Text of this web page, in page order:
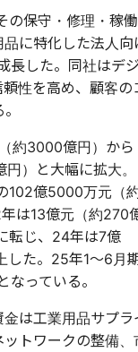
の保守・修理・稼働
に特化した法人向
長した。同社はデ
性を高め、顧客の
約3000億円）から
）と大幅に拡大。
102億5000万元（
は13億元（約270
転じ、24年は7億
した。25年1～6月
っている。
は工業用品サプラ
トワークの整備、